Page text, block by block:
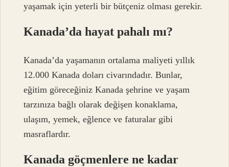
yaşamak için yeterli bir bütçeniz olması gerekir.
Kanada’da hayat pahalı mı?
Kanada’da yaşamanın ortalama maliyeti yıllık
12.000 Kanada doları civarındadır. Bunlar,
eğitim göreceğiniz Kanada şehrine ve yaşam
tarzınıza bağlı olarak değişen konaklama,
ulaşım, yemek, eğlence ve faturalar gibi
masraflardır.
Kanada göçmenlere ne kadar